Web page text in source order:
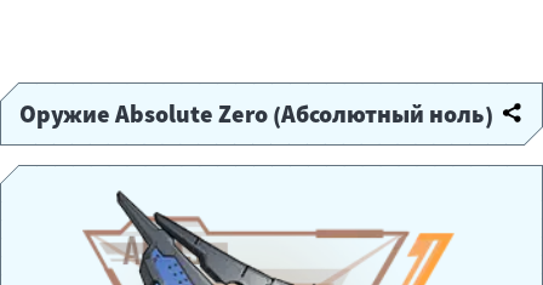
Оружие Absolute Zero (Абсолютный ноль)